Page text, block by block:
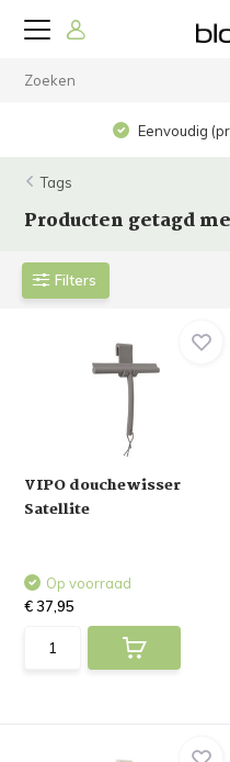
Eenvoudig
Tags
Producten getagd
Filters
VIPO douchewisser
Satellite
Op voorraad
€ 37,95